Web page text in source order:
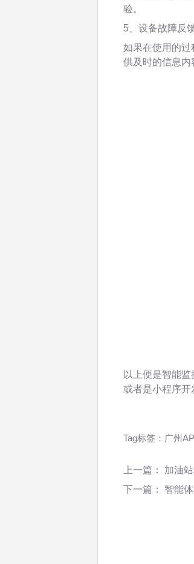
验。
5、设备故障反
如果在使用的
供及时的信息内
以上便是智能
或者是小程序开
Tag标签： 广州
上一篇： 加油
下一篇： 智能